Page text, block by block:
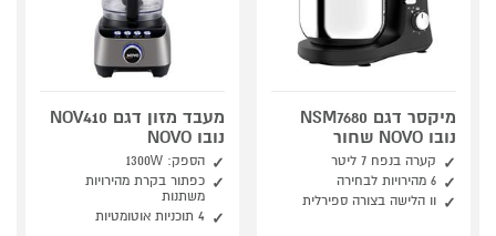
מיקסר דגם NSM7680
נובו NOVO שחור
קערה בנפח 7 ליטר
6 מהירויות לבחירה
וו הלישה בצורה ספירלית
מעבד מזון דגם NOV410
נובו NOVO
הספק: 1300W
כפתור בקרת מהירויות
משתנות
4 תוכניות אוטומטיות